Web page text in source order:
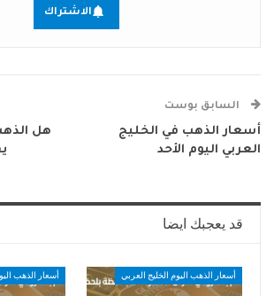
الاشتراك
السابق بوست
أسعار الذهب في الخليج
العربي اليوم الأحد
هل
قد يعجبك ايضا
أسعار الذهب اليوم الخليج العربي